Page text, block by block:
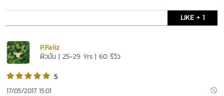
LIKE + 1
P.Faiiz
ผิวมัน | 25-29 Yrs | 60 รีวิว
5
17/05/2017 15:01